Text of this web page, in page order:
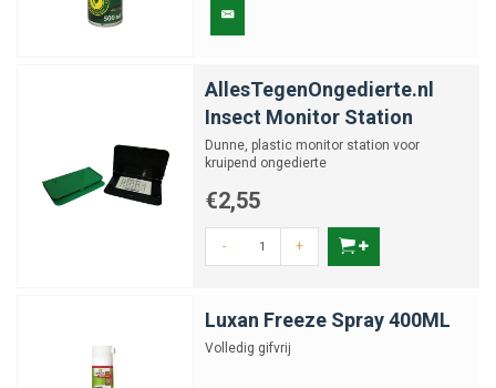
AllesTegenOngedierte.nl
Insect Monitor Station
Dunne, plastic monitor station voor
kruipend ongedierte
€2,55
- +
Luxan Freeze Spray 400ML
Volledig gifvrij